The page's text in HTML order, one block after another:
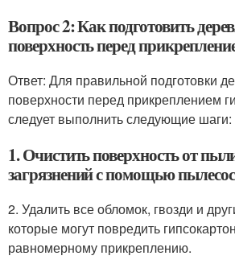
Вопрос 2: Как подготовить
поверхность перед
Ответ: Для правильной подготовки
поверхности перед прикреплением
следует выполнить следующие шаги:
1. Очистить поверхность от
загрязнений с помощью
2. Удалить все обломок, гвозди и
которые могут повредить
равномерному прикреплению.